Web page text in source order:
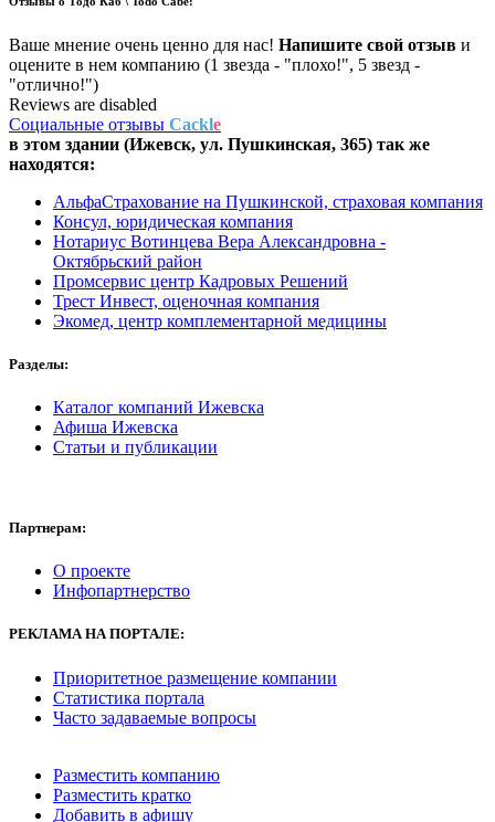
Ваше мнение очень ценно для нас! Напишите свой отзыв и
оцените в нем компанию (1 звезда - "плохо!", 5 звезд -
"отлично!")
Reviews are disabled
Социальные отзывы Cackle
в этом здании (Ижевск, ул. Пушкинская, 365) так же
находятся:
АльфаСтрахование на Пушкинской, страховая компания
Консул, юридическая компания
Нотариус Вотинцева Вера Александровна -
Октябрьский район
Промсервис центр Кадровых Решений
Трест Инвест, оценочная компания
Экомед, центр комплементарной медицины
Разделы:
Каталог компаний Ижевска
Афиша Ижевска
Статьи и публикации
Партнерам:
О проекте
Инфопартнерство
РЕКЛАМАНА ПОРТАЛЕ:
Приоритетное размещение компании
Статистика портала
Часто задаваемые вопросы
Разместить компанию
Разместить кратко
Добавить в афишу